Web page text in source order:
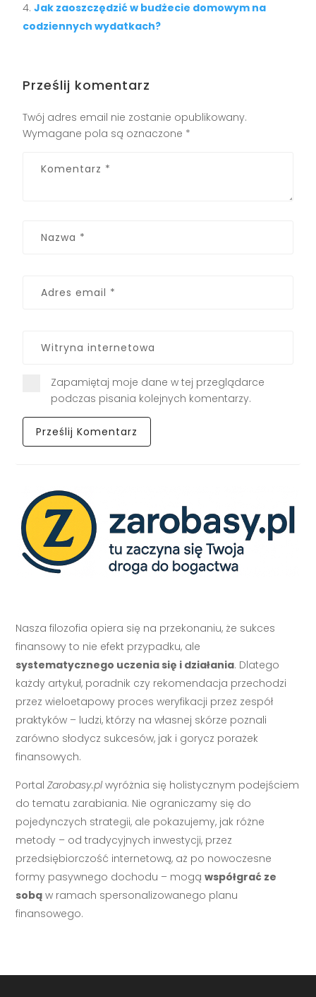
Jak zaoszczędzić w budżecie domowym na
codziennych wydatkach?
Prześlij komentarz
Twój adres email nie zostanie opublikowany.
Wymagane pola są oznaczone *
Zapamiętaj moje dane w tej przeglądarce
podczas pisania kolejnych komentarzy.
Nasza filozofia opiera się na przekonaniu, że sukces
finansowy to nie efekt przypadku, ale
systematycznego uczenia się i działania. Dlatego
każdy artykuł, poradnik czy rekomendacja przechodzi
przez wieloetapowy proces weryfikacji przez zespół
praktyków – ludzi, którzy na własnej skórze poznali
zarówno słodycz sukcesów, jak i gorycz porażek
finansowych.
PortalZarobasy.pl wyróżnia się holistycznym podejściem
do tematu zarabiania. Nie ograniczamy się do
pojedynczych strategii, ale pokazujemy, jak różne
metody – od tradycyjnych inwestycji, przez
przedsiębiorczość internetową, aż po nowoczesne
formy pasywnego dochodu – mogąwspółgrać ze
sobą w ramach spersonalizowanego planu
finansowego.